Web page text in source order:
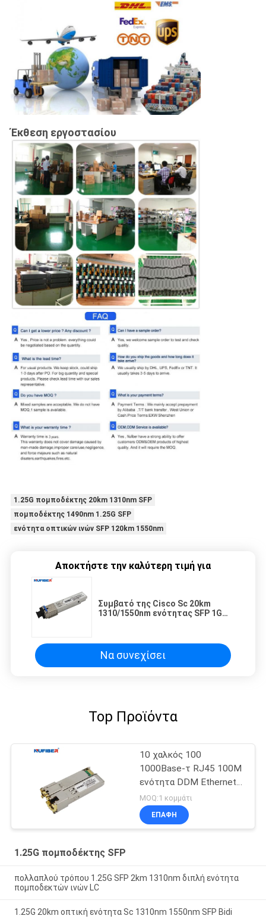
Έκθεση εργοστασίου
1.25G πομποδέκτης 20km 1310nm SFP
πομποδέκτης 1490nm 1.25G SFP
ενότητα οπτικών ινών SFP 120km 1550nm
Αποκτήστε την καλύτερη τιμή για
Συμβατό της Cisco Sc 20km
1310/1550nm ενότητας SFP 1G
Να συνεχίσει
Top Προϊόντα
10 χαλκός 100
1000Base-τ RJ45 100M
ενότητα DDM Ethernet
SFP
MOQ:1 κομμάτι
ΕΠΑΦΉ
1.25G πομποδέκτης SFP
πολλαπλού τρόπου 1.25G SFP 2km 1310nm διπλή ενότητα
πομποδεκτών ινών LC
1.25G 20km οπτική ενότητα Sc 1310nm 1550nm SFP Bidi